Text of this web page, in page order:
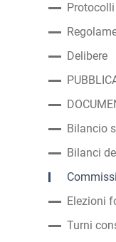
Protocolli
Delibere
Bilancio
Bilanci
Elezioni
Turni